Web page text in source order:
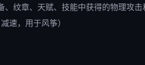
、纹章、天赋、技能中获得的物理攻击
速，用于风筝）